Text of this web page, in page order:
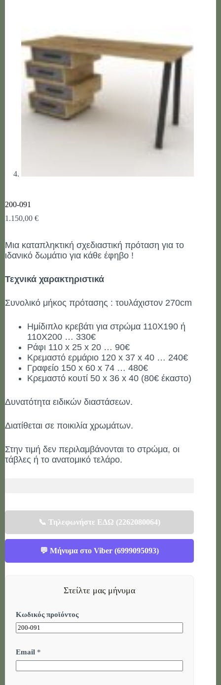
200-091
1.150,00 €
Μια καταπληκτική σχεδιαστική πρόταση για το
ιδανικό δωμάτιο για κάθε έφηβο !
Τεχνικά χαρακτηριστικά
Συνολικό μήκος πρότασης : τουλάχιστον 270cm
Ημίδιπλο κρεβάτι για στρώμα 110Χ190 ή
110Χ200 … 330€
Ράφι 110 x 25 x 20 … 90€
Κρεμαστό ερμάριο 120 x 37 x 40 … 240€
Γραφείο 150 x 60 x 74 … 480€
Κρεμαστό κουτί 50 x 36 x 40 (80€ έκαστο)
Δυνατότητα ειδικών διαστάσεων.
Διατίθεται σε ποικιλία χρωμάτων.
Στην τιμή δεν περιλαμβάνονται το στρώμα, οι
τάβλες ή το ανατομικό τελάρο.
📞 Τηλεφωνήστε ΕΔΩ (2262080064)
💬 Μήνυμα στο Viber (6999095093)
Στείλτε μας μήνυμα
Κωδικός προϊόντος
ή
ν
υ
Email *